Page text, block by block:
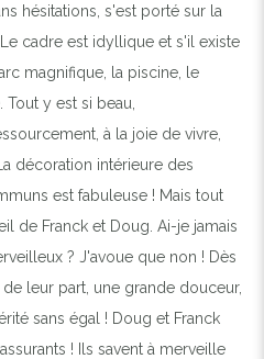
hésitations, s'est porté sur la
cadre est idyllique et s'il existe
magnifique, la piscine, le
y est si beau,
à la joie de vivre,
décoration intérieure des
est fabuleuse ! Mais tout
de Franck et Doug. Ai-je jamais
? J'avoue que non ! Dès
leur part, une grande douceur,
sans égal ! Doug et Franck
! Ils savent à merveille